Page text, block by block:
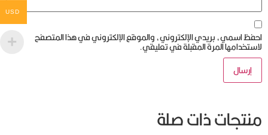
احفظ اسمي، بريدي الإلكتروني، والموقع الإلكتروني في هذا المتصفح
لاستخدامها المرة المقبلة في تعليقي.
منتجات ذات صلة
USD